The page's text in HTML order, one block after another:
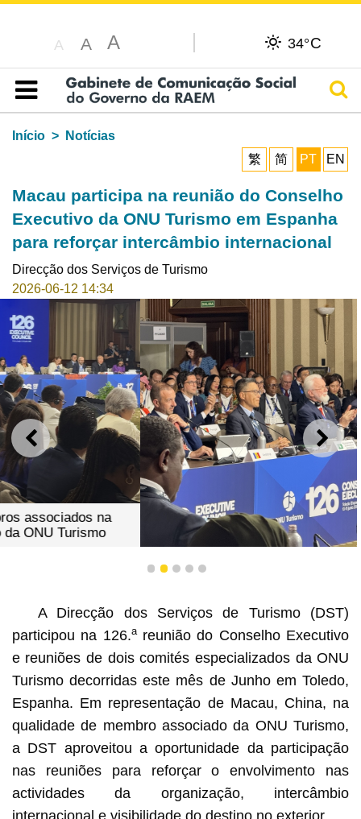
A A A 34°C
Índice
Início
Notícias
繁
简 PT EN
Macau participa na reunião do Conselho
Executivo da ONU Turismo em Espanha
para reforçar intercâmbio internacional
Direcção dos Serviços de Turismo
2026-06-12 14:34
ANTERIOR
reunião do Conselho Executivo da ONU Turismo
1 2 3 4 5
A Direcção dos Serviços de Turismo (DST)
participou na 126.areunião do Conselho Executivo
e reuniões de dois comités especializados da ONU
Turismo decorridas este mês de Junho em Toledo,
Espanha. Em representação de Macau, China, na
qualidade de membro associado da ONU Turismo,
a DST aproveitou a oportunidade da participação
nas reuniões para reforçar o envolvimento nas
actividades da organização, intercâmbio
internacional e visibilidade do destino no exterior.